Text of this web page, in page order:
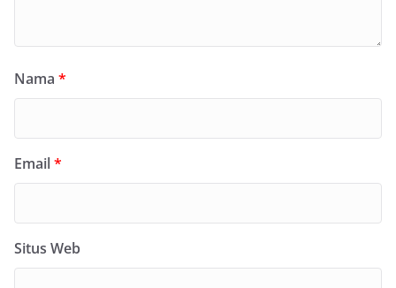
Nama *
Email*
Situs Web